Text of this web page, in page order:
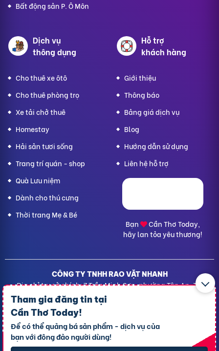
Tham gia đăng tin tại
Cần Thơ Today!
Để có thể quảng bá sản phẩm - dịch vụ của
bạn với đông đảo người dùng!
Bất động sản P. Ô Môn
Dịch vụ
thông dụng
Cho thuê xe ôtô
Cho thuê phòng trọ
Xe tải chở thuê
Homestay
Hải sản tươi sống
Trang trí quán - shop
Quà Lưu niệm
Dành cho thú cưng
Thời trang Mẹ & Bé
Hỗ trợ
khách hàng
Giới thiệu
Thông báo
Bảng giá dịch vụ
Blog
Hướng dẫn sử dụng
Liên hệ hỗ trợ
Bạn
Cần Thơ Today,
hãy lan tỏa yêu thương!
CÔNG TY TNHH RAO VẶT NHANH
Địa chỉ trụ sở chính: 7 Trần Minh Sơn, phường Tân An, TP.
Cần Thơ
Giấy CNĐKDN: 1801717351 – Ngày cấp: 24/01/2022 - Cơ
quan cấp: Phòng Đăng ký kinh doanh – Sở kế hoạch và
Đầu tư TP. Cần Thơ
Liên hệ hỗ trợ- Hotline: